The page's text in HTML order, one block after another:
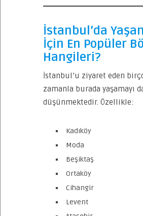
İstanbul’da
İçin En Popüler
Hangileri?
İstanbul’u ziyaret eden
zamanla burada yaşamayı
düşünmektedir. Özellikle:
Kadıköy
Moda
Beşiktaş
Ortaköy
Cihangir
Levent